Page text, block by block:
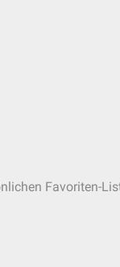
Favoriten-